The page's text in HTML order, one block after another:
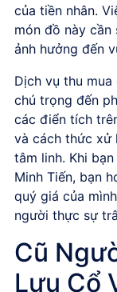
của tiền nhân.
món đồ này
ảnh hưởng đến
Dịch vụ thu
chú trọng đến
các điển tích
và cách thức xử
tâm linh. Khi
Minh Tiến, bạn
quý giá của
người thực sự
Cũ
Lưu Cổ